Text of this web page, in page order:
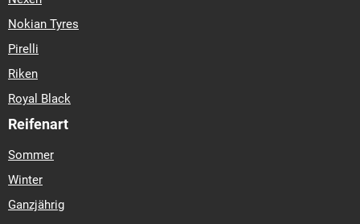
Nokian Tyres
Pirelli
Riken
Royal Black
Reifenart
Sommer
Winter
Ganzjährig